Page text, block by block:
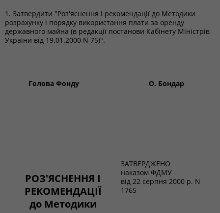
1. Затвердити "Роз'яснення і рекомендації до Методики
розрахунку і порядку використання плати за оренду
державного майна (в редакції постанови Кабінету Міністрів
України від 19.01.2000 N 75)".
Голова Фонду О. Бондар
ЗАТВЕРДЖЕНО
наказом ФДМУ
від 22 серпня 2000 р. N
1765
РОЗ'ЯСНЕННЯ І
РЕКОМЕНДАЦІЇ
до Методики